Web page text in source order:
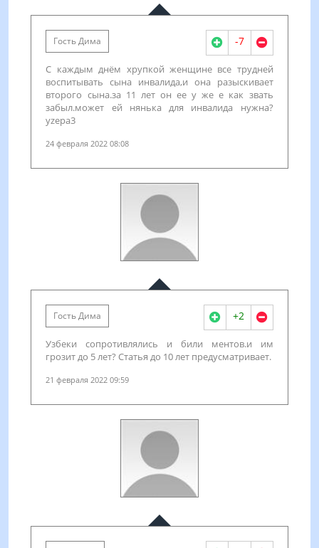
Гость Дима -7
С каждым днём хрупкой женщине все трудней
воспитывать сына инвалида,и она разыскивает
второго сына.за 11 лет он ее у же е как звать
забыл.может ей нянька для инвалида нужна?
yzepa3
24 февраля 2022 08:08
Гость Дима +2
Узбеки сопротивлялись и били ментов.и им
грозит до 5 лет? Статья до 10 лет предусматривает.
21 февраля 2022 09:59